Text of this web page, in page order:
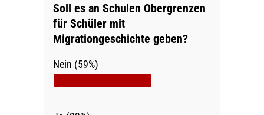
Soll es an Schulen Obergrenzen
für Schüler mit
Migrationgeschichte geben?
Nein (59%)